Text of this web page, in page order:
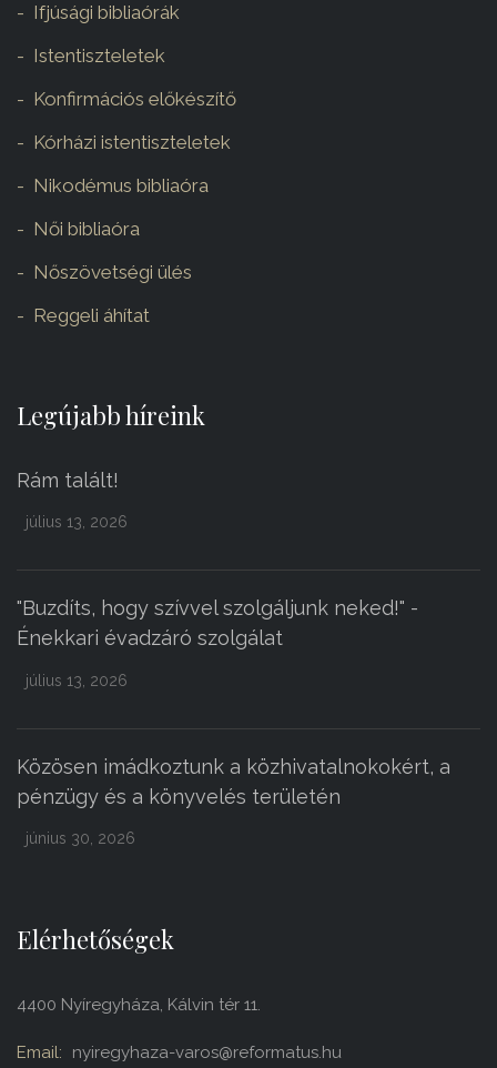
Ifjúsági bibliaórák
Istentiszteletek
Konfirmációs előkészítő
Kórházi istentiszteletek
Nikodémus bibliaóra
Női bibliaóra
Nőszövetségi ülés
Reggeli áhítat
Legújabb híreink
Rám talált!
július 13, 2026
"Buzdíts, hogy szívvel szolgáljunk neked!" -
Énekkari évadzáró szolgálat
július 13, 2026
Közösen imádkoztunk a közhivatalnokokért, a
pénzügy és a könyvelés területén
június 30, 2026
Elérhetőségek
4400 Nyíregyháza, Kálvin tér 11.
Email: nyiregyhaza-varos@reformatus.hu